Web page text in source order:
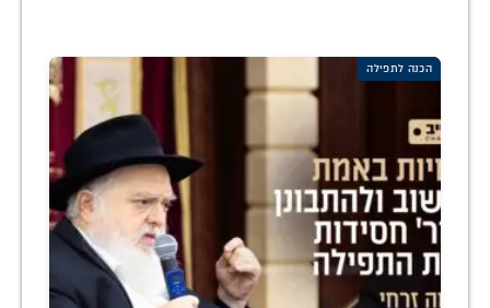
הכנה לתפילה